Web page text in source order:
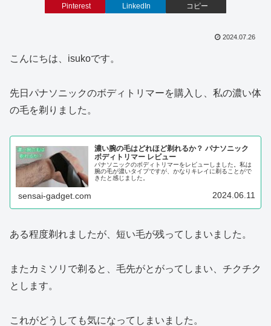
Pinterest LinkedIn コピー
2024.07.26
こんにちは、isukoです。
先日パナソニックのボディトリマーを購入し、私の濃い体
の毛を剃りました。
濃い腕の毛はどれほど剃れるか？ パナソニック
ボディトリマー レビュー
パナソニックのボディトリマーをレビューしました。私は
腕の毛が濃いタイプですが、かなりキレイに剃ることがで
きたと感じました。
sensai-gadget.com 2024.06.11
ある程度剃れましたが、短い毛が残ってしまいました。
またカミソリで剃ると、毛先がとがってしまい、チクチク
とします。
これがどうしても気になってしまいました。